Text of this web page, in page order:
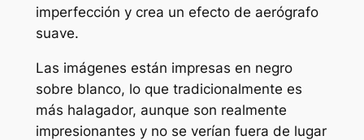
imperfección y crea un efecto de aerógrafo
suave.
Las imágenes están impresas en negro
sobre blanco, lo que tradicionalmente es
más halagador, aunque son realmente
impresionantes y no se verían fuera de lugar